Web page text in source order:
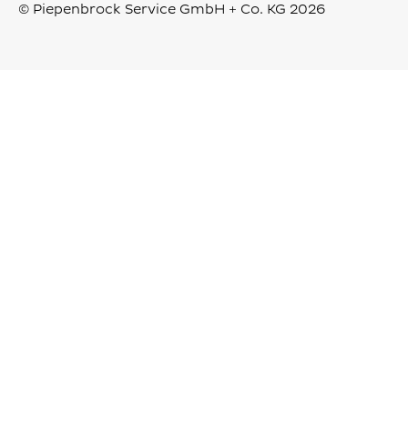
© Piepenbrock Service GmbH + Co. KG 2026